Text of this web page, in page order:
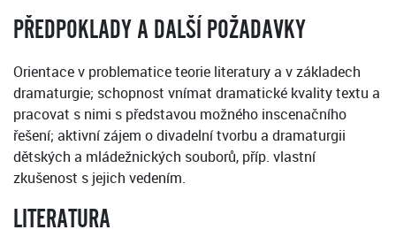
PŘEDPOKLADY A DALŠÍ POŽADAVKY
Orientace v problematice teorie literatury a v základech
dramaturgie; schopnost vnímat dramatické kvality textu a
pracovat s nimi s představou možného inscenačního
řešení; aktivní zájem o divadelní tvorbu a dramaturgii
dětských a mládežnických souborů, příp. vlastní
zkušenost s jejich vedením.
LITERATURA